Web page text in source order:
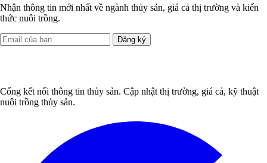
Nhận thông tin mới nhất về ngành thủy sản, giá cả thị trường và kiến
thức nuôi trồng.
Đăng ký
Cổng kết nối thông tin thủy sản. Cập nhật thị trường, giá cả, kỹ thuật
nuôi trồng thủy sản.